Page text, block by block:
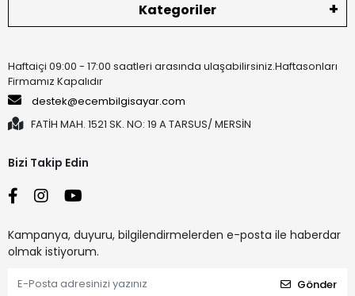
Kategoriler
Haftaiçi 09:00 - 17:00 saatleri arasında ulaşabilirsiniz.Haftasonları
Firmamız Kapalıdır
destek@ecembilgisayar.com
FATİH MAH. 1521 SK. NO: 19 A TARSUS/ MERSİN
Bizi Takip Edin
Kampanya, duyuru, bilgilendirmelerden e-posta ile haberdar
olmak istiyorum.
Gönder